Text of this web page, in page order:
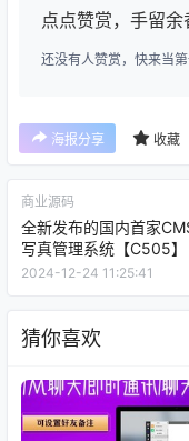
点点赞赏，手留余
还没有人赞赏，快来当第
海报分享 收藏
商业源码
全新发布的国内首家
写真管理系统【C505】
2024-12-24 11:25:41
猜你喜欢